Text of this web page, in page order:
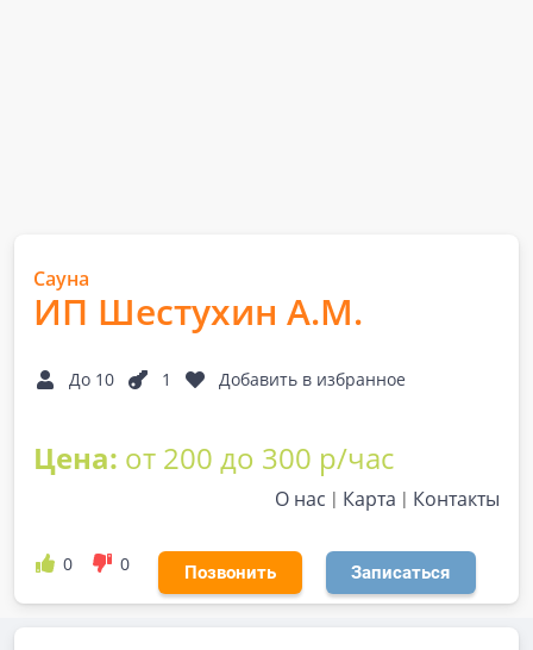
Сауна
ИП Шестухин А.М.
До 10 1 Добавить в избранное
Цена: от 200 до 300 р/час
О нас Карта Контакты
0 0 Позвонить Записаться